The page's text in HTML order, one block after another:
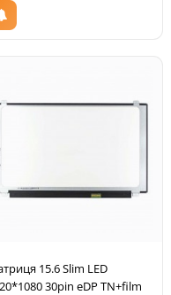
15.6 Slim LED
30pin eDP TN+film